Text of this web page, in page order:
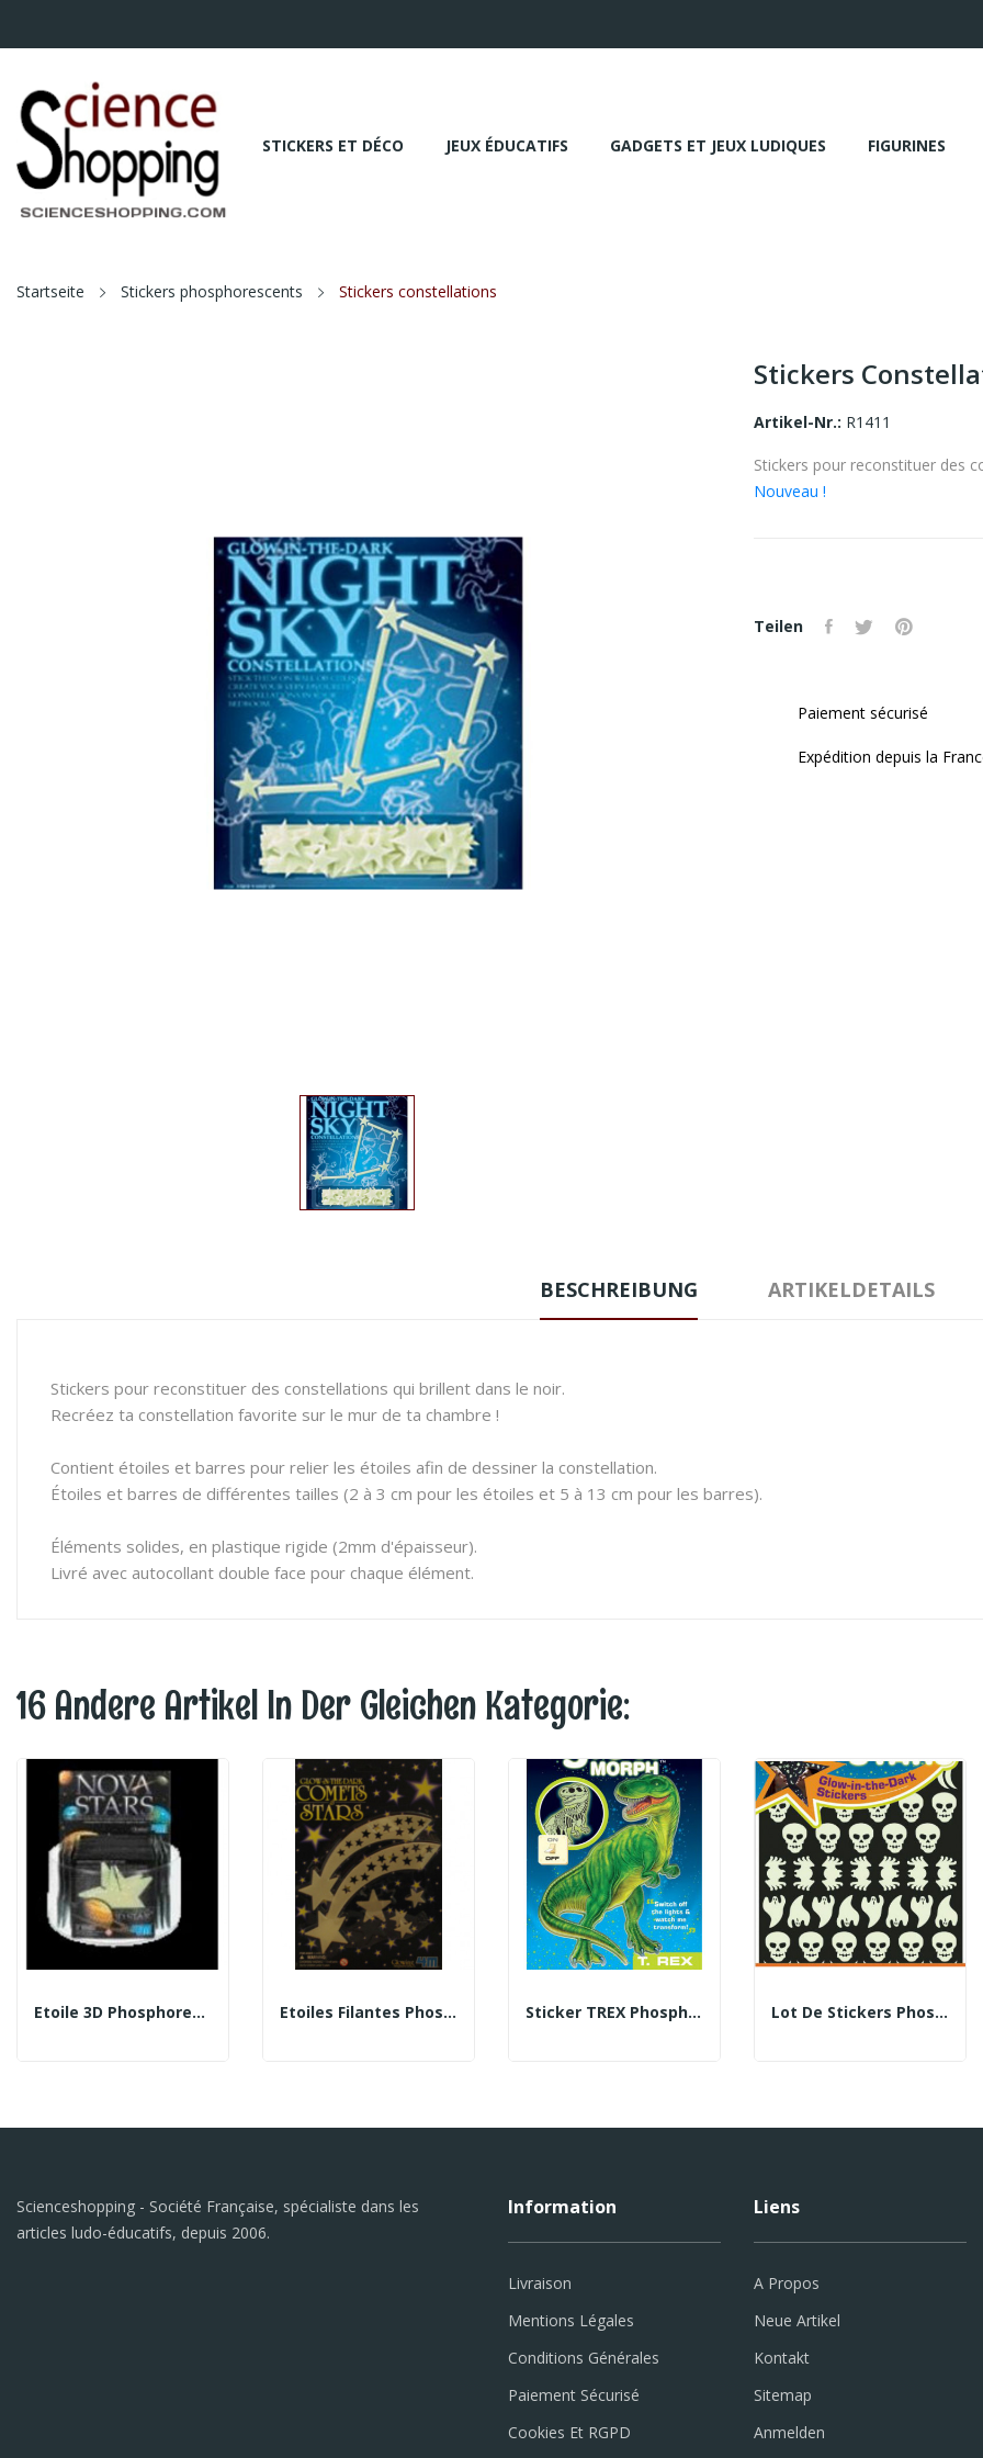
STICKERS ET DÉCO JEUX ÉDUCATIFS GADGETS ET JEUX LUDIQUES FIGURINES
Startseite Stickers phosphorescents Stickers constellations
Stickers
Artikel-Nr.: R1411
Stickers pour reconstituer des
Nouveau !
Teilen
Paiement sécurisé
Expédition depuis la
BESCHREIBUNG ARTIKELDETAILS
Stickers pour reconstituer des constellations qui brillent dans le noir.
Recréez ta constellation favorite sur le mur de ta chambre !
Contient étoiles et barres pour relier les étoiles afin de dessiner la constellation.
Étoiles et barres de différentes tailles (2 à 3 cm pour les étoiles et 5 à 13 cm pour les barres).
Éléments solides, en plastique rigide (2mm d'épaisseur).
Livré avec autocollant double face pour chaque élément.
16 Andere Artikel In Der Gleichen Kategorie:
Etoile 3D Phosphorescente Etoiles Filantes Phosphorescentes Sticker TREX Phosphorescent Lot De Stickers Phosphorescents - Thème Fantômes
Scienceshopping - Société Française, spécialiste dans les
articles ludo-éducatifs, depuis 2006.
Information
Livraison
Mentions Légales
Conditions Générales
Paiement Sécurisé
Cookies Et RGPD
Liens
A Propos
Neue Artikel
Kontakt
Sitemap
Anmelden